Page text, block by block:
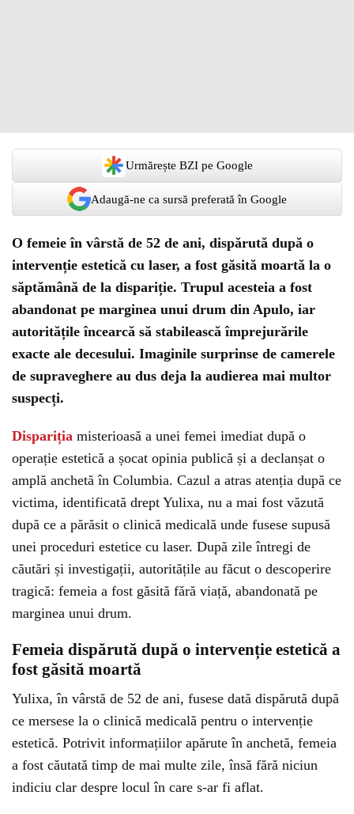
Urmărește BZI pe Google
Adaugă-ne ca sursă preferată în Google
O femeie în vârstă de 52 de ani, dispărută după o
intervenție estetică cu laser, a fost găsită moartă la o
săptămână de la dispariție. Trupul acesteia a fost
abandonat pe marginea unui drum din Apulo, iar
autoritățile încearcă să stabilească împrejurările
exacte ale decesului. Imaginile surprinse de camerele
de supraveghere au dus deja la audierea mai multor
suspecți.
Dispariția misterioasă a unei femei imediat după o
operație estetică a șocat opinia publică și a declanșat o
amplă anchetă în Columbia. Cazul a atras atenția după ce
victima, identificată drept Yulixa, nu a mai fost văzută
după ce a părăsit o clinică medicală unde fusese supusă
unei proceduri estetice cu laser. După zile întregi de
căutări și investigații, autoritățile au făcut o descoperire
tragică: femeia a fost găsită fără viață, abandonată pe
marginea unui drum.
Femeia dispărută după o intervenție estetică a
fost găsită moartă
Yulixa, în vârstă de 52 de ani, fusese dată dispărută după
ce mersese la o clinică medicală pentru o intervenție
estetică. Potrivit informațiilor apărute în anchetă, femeia
a fost căutată timp de mai multe zile, însă fără niciun
indiciu clar despre locul în care s-ar fi aflat.